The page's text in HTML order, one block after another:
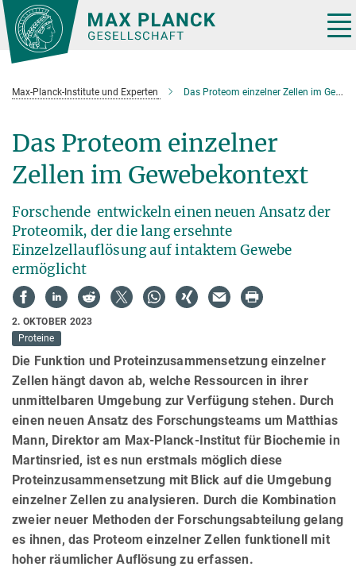
Hauptinhalt
Max-Planck-Institute und Experten Das Proteom einzelner Zellen im Gewebekontext verstehen
Das Proteom einzelner
Zellen im Gewebekontext
Forschende entwickeln einen neuen Ansatz der
Proteomik, der die lang ersehnte
Einzelzellauflösung auf intaktem Gewebe
ermöglicht
2. OKTOBER 2023
Proteine
Die Funktion und Proteinzusammensetzung einzelner
Zellen hängt davon ab, welche Ressourcen in ihrer
unmittelbaren Umgebung zur Verfügung stehen. Durch
einen neuen Ansatz des Forschungsteams um Matthias
Mann, Direktor am Max-Planck-Institut für Biochemie in
Martinsried, ist es nun erstmals möglich diese
Proteinzusammensetzung mit Blick auf die Umgebung
einzelner Zellen zu analysieren. Durch die Kombination
zweier neuer Methoden der Forschungsabteilung gelang
es ihnen, das Proteom einzelner Zellen funktionell mit
hoher räumlicher Auflösung zu erfassen.